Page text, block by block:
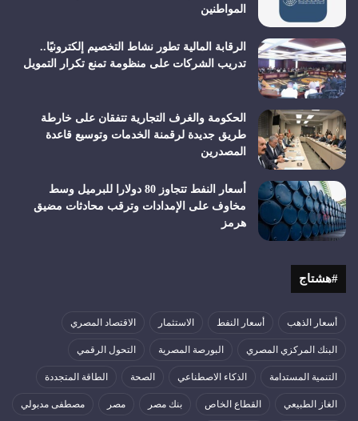
المواطنين
الرقابة المالية تطور نشاط التخصيم إلكترونيًا..
تدريب الشركات على منظومة تمنع تكرار التمويل
الحكومة والغرف التجارية تتفقان على خارطة
طريق جديدة لرقمنة الخدمات وتوسيع قاعدة
المصدرين
أسعار النفط تتجاوز 80 دولارا للبرميل وسط
مخاوف على الإمدادات وترقب محادثات مضيق
هرمز
#هشتاج
أسعار الذهب أسعار النفط الاستثمار الاقتصاد المصري
البنك المركزي المصري البورصة المصرية التحول الرقمي
التنمية المستدامة الذكاء الاصطناعي الصحة الطاقة المتجددة
الغاز الطبيعي القطاع الخاص بنك مصر مصر مصطفى مدبولي